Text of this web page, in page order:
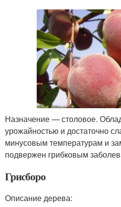
Назначение — столовое.
урожайностью и достаточно
минусовым температурам и
подвержен грибковым
Грисборо
Описание дерева: